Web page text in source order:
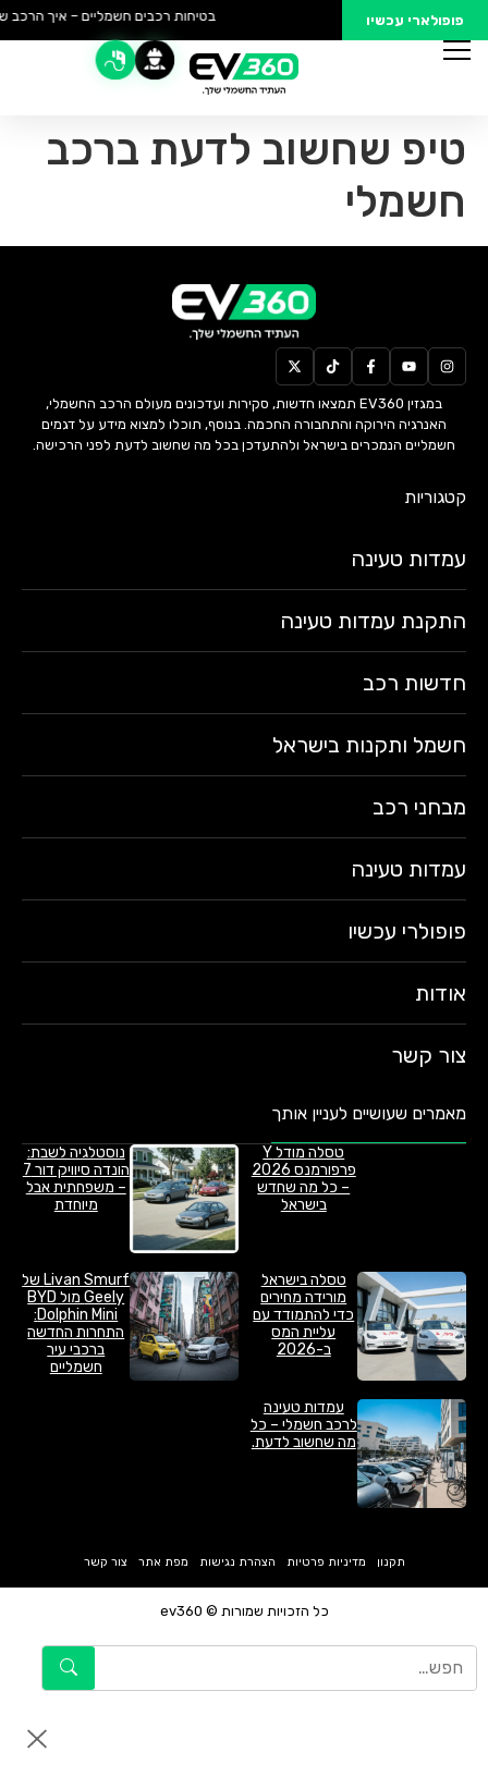
פופולארי עכשיו בטיחות רכבים חשמליים – איך הרכב
טיפ שחשוב לדעת ברכב
חשמלי
במגזין EV360 תמצאו חדשות, סקירות ועדכונים מעולם הרכב החשמלי,
האנרגיה הירוקה והתחבורה החכמה. בנוסף, תוכלו למצוא מידע על דגמים
חשמליים הנמכרים בישראל ולהתעדכן בכל מה שחשוב לדעת לפני הרכישה.
קטגוריות
עמדות טעינה
התקנת עמדות טעינה
חדשות רכב
חשמל ותקנות בישראל
מבחני רכב
עמדות טעינה
פופולרי עכשיו
אודות
צור קשר
מאמרים שעושיים לעניין אותך
טסלה מודל Y
פרפורמנס 2026
– כל מה שחדש
בישראל
נוסטלגיה לשבת:
הונדה סיוויק דור 7
– משפחתית אבל
מיוחדת
טסלה בישראל
מורידה מחירים
כדי להתמודד עם
עליית המס
ב-2026
Livan Smurf של
Geely מול BYD
Dolphin Mini:
התחרות החדשה
ברכבי עיר
חשמליים
עמדות טעינה
לרכב חשמלי – כל
מה שחשוב לדעת.
כל הזכויות שמורות © ev360
תקנון מדיניות פרטיות הצהרת נגישות מפת אתר צור קשר